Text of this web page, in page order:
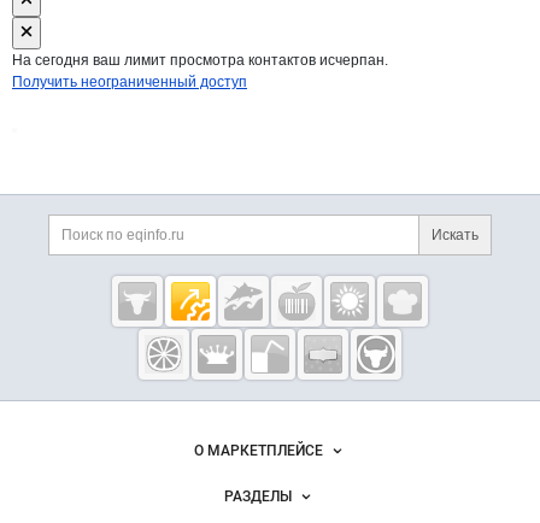
На сегодня ваш лимит просмотра контактов исчерпан.
Получить неограниченный доступ
Дополнительная информация
Поиск по сайту и
Искать
Cсылки на полезные проекты
Eqinfo.ru —
пищевое
оборудование
и упаковка
Важные разделы и контакты
Навигация по сайтуО МАРКЕТПЛЕЙСЕ
Новости Eqinfo.ru
РАЗДЕЛЫ